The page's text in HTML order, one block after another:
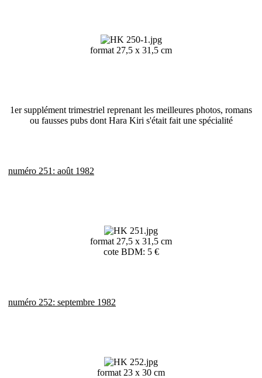
format 27,5 x 31,5 cm
1er supplément trimestriel reprenant les meilleures photos, romans
ou fausses pubs dont Hara Kiri s'était fait une spécialité
numéro 251: août 1982
format 27,5 x 31,5 cm
cote BDM: 5 €
numéro 252: septembre 1982
format 23 x 30 cm